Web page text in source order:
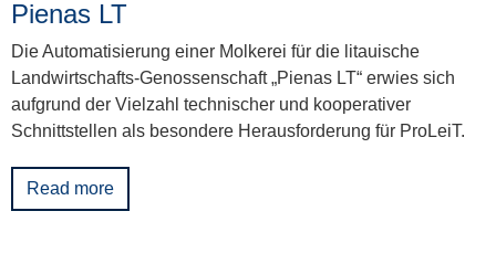
Pienas LT
Die Automatisierung einer Molkerei für die litauische
Landwirtschafts-Genossenschaft „Pienas LT“ erwies sich
aufgrund der Vielzahl technischer und kooperativer
Schnittstellen als besondere Herausforderung für ProLeiT.
Read more